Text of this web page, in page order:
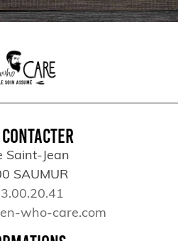
Saint-Jean
SAUMUR
who-care.com